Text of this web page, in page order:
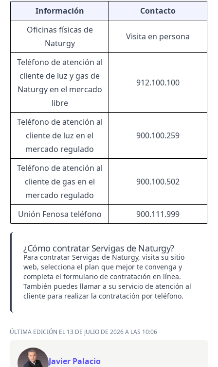
Información
Contacto
Oficinas físicas de
Naturgy
Visita en persona
Teléfono de atención al
cliente de luz y gas de
Naturgyen el mercado
libre
912.100.100
Teléfono de atención al
cliente de luz en el
mercado regulado
900.100.259
Teléfono de atención al
cliente de gas en el
mercado regulado
900.100.502
Unión Fenosa teléfono 900.111.999
¿Cómo contratar Servigas de Naturgy?
Para contratar Servigas de Naturgy, visita su sitio
web, selecciona el plan que mejor te convenga y
completa el formulario de contratación en línea.
También puedes llamar a su servicio de atención al
cliente para realizar la contratación por teléfono.
ÚLTIMA EDICIÓN EL 13 DE JULIO DE 2026 A LAS 10:06
Javier Palacio